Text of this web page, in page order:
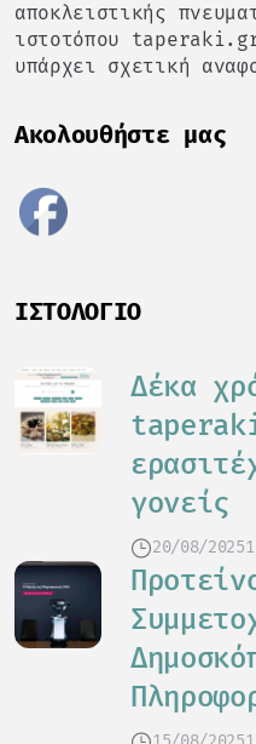
αποκλειστικής
ιστοτόπου
υπάρχει σχετική
Ακολουθήστε μας
ΙΣΤΟΛΌΓΙΟ
Δέκα
γονείς
20/08/2025